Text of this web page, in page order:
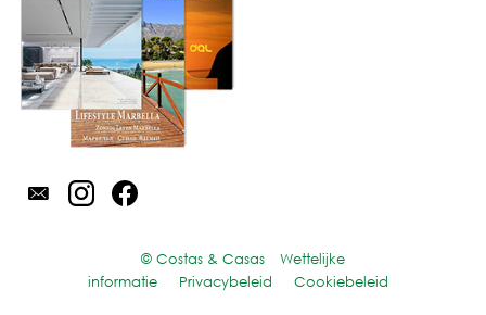
© Costas & Casas
Wettelijke
informatie
Privacybeleid Cookiebeleid